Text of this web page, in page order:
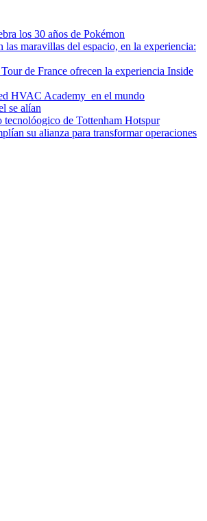
los 30 años de Pokémon
las maravillas del espacio, en la experiencia:
de France ofrecen la experiencia Inside
HVAC Academy en el mundo
se alían
tecnolóogico de Tottenham Hotspur
su alianza para transformar operaciones